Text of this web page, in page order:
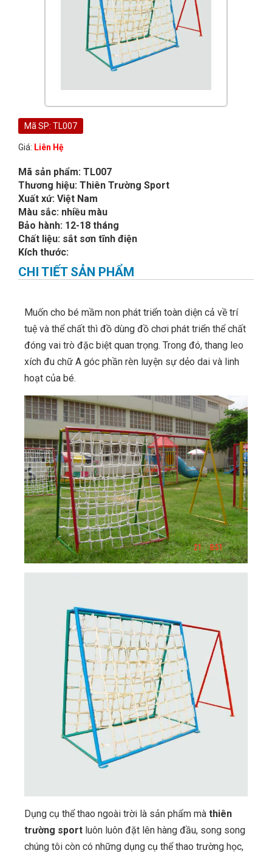
Mã SP: TL007
Giá: Liên Hệ
Mã sản phẩm: TL007
Thương hiệu: Thiên Trường Sport
Xuất xứ: Việt Nam
Màu sắc: nhiều màu
Bảo hành: 12-18 tháng
Chất liệu: sắt sơn tĩnh điện
Kích thước:
CHI TIẾT SẢN PHẨM
Muốn cho bé mầm non phát triển toàn diện cả về trí
tuệ và thể chất thì đồ dùng đồ chơi phát triển thể chất
đóng vai trò đặc biệt quan trọng. Trong đó, thang leo
xích đu chữ A góc phần rèn luyện sự dẻo dai và linh
hoạt của bé.
Dụng cụ thể thao ngoài trời là sản phẩm mà thiên
trường sport luôn luôn đặt lên hàng đầu, song song
chúng tôi còn có những dụng cụ thể thao trường học,